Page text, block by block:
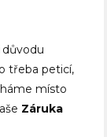
důvodu
třeba peticí,
místo
Záruka